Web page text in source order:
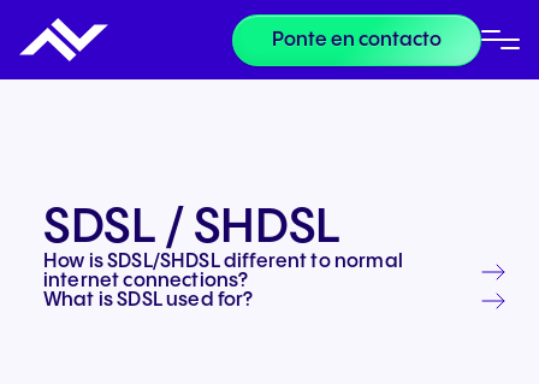
Ponte en contacto
SDSL / SHDSL
How is SDSL/SHDSL different to normal
internet connections?
What is SDSL used for?